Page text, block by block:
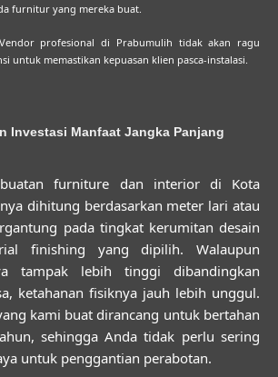
furnitur yang mereka buat.
Vendor profesional di Prabumulih tidak akan ragu
untuk memastikan kepuasan klien pasca-instalasi.
Investasi Manfaat Jangka Panjang
furniture dan interior di Kota
dihitung berdasarkan meter lari atau
pada tingkat kerumitan desain
finishing yang dipilih. Walaupun
tampak lebih tinggi dibandingkan
ketahanan fisiknya jauh lebih unggul.
kami buat dirancang untuk bertahan
sehingga Anda tidak perlu sering
untuk penggantian perabotan.